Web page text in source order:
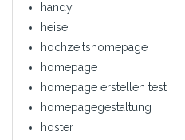
handy
heise
hochzeitshomepage
homepage
homepage erstellen test
homepagegestaltung
hoster